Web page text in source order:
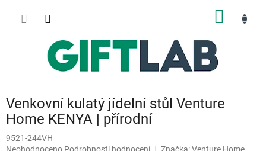
Venkovní kulatý jídelní stůl Venture
Home KENYA | přírodní
9521-244VH
Průměrné